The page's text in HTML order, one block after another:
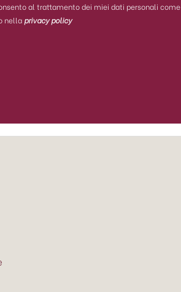
al trattamento dei miei dati personali come
nella privacy policy